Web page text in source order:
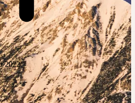
2022